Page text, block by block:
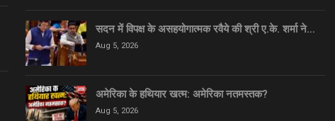
सदन में विपक्ष के असहयोगात्मक रवैये की श्री ए.के. शर्मा ने…
Aug 5, 2026
अमेरिका के हथियार खत्म: अमेरिका नतमस्तक?
Aug 5, 2026